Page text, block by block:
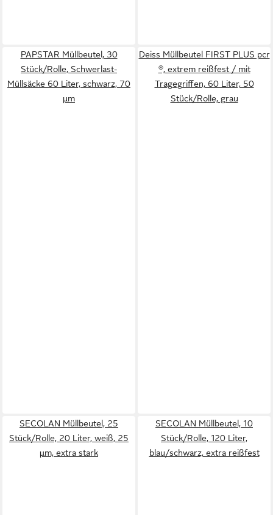
PAPSTAR Müllbeutel, 30
Stück/Rolle, Schwerlast-
Müllsäcke 60 Liter, schwarz, 70
µm
Deiss Müllbeutel FIRST PLUS pcr
®, extrem reißfest / mit
Tragegriffen, 60 Liter, 50
Stück/Rolle, grau
SECOLAN Müllbeutel, 25
Stück/Rolle, 20 Liter, weiß, 25
µm, extra stark
SECOLAN Müllbeutel, 10
Stück/Rolle, 120 Liter,
blau/schwarz, extra reißfest